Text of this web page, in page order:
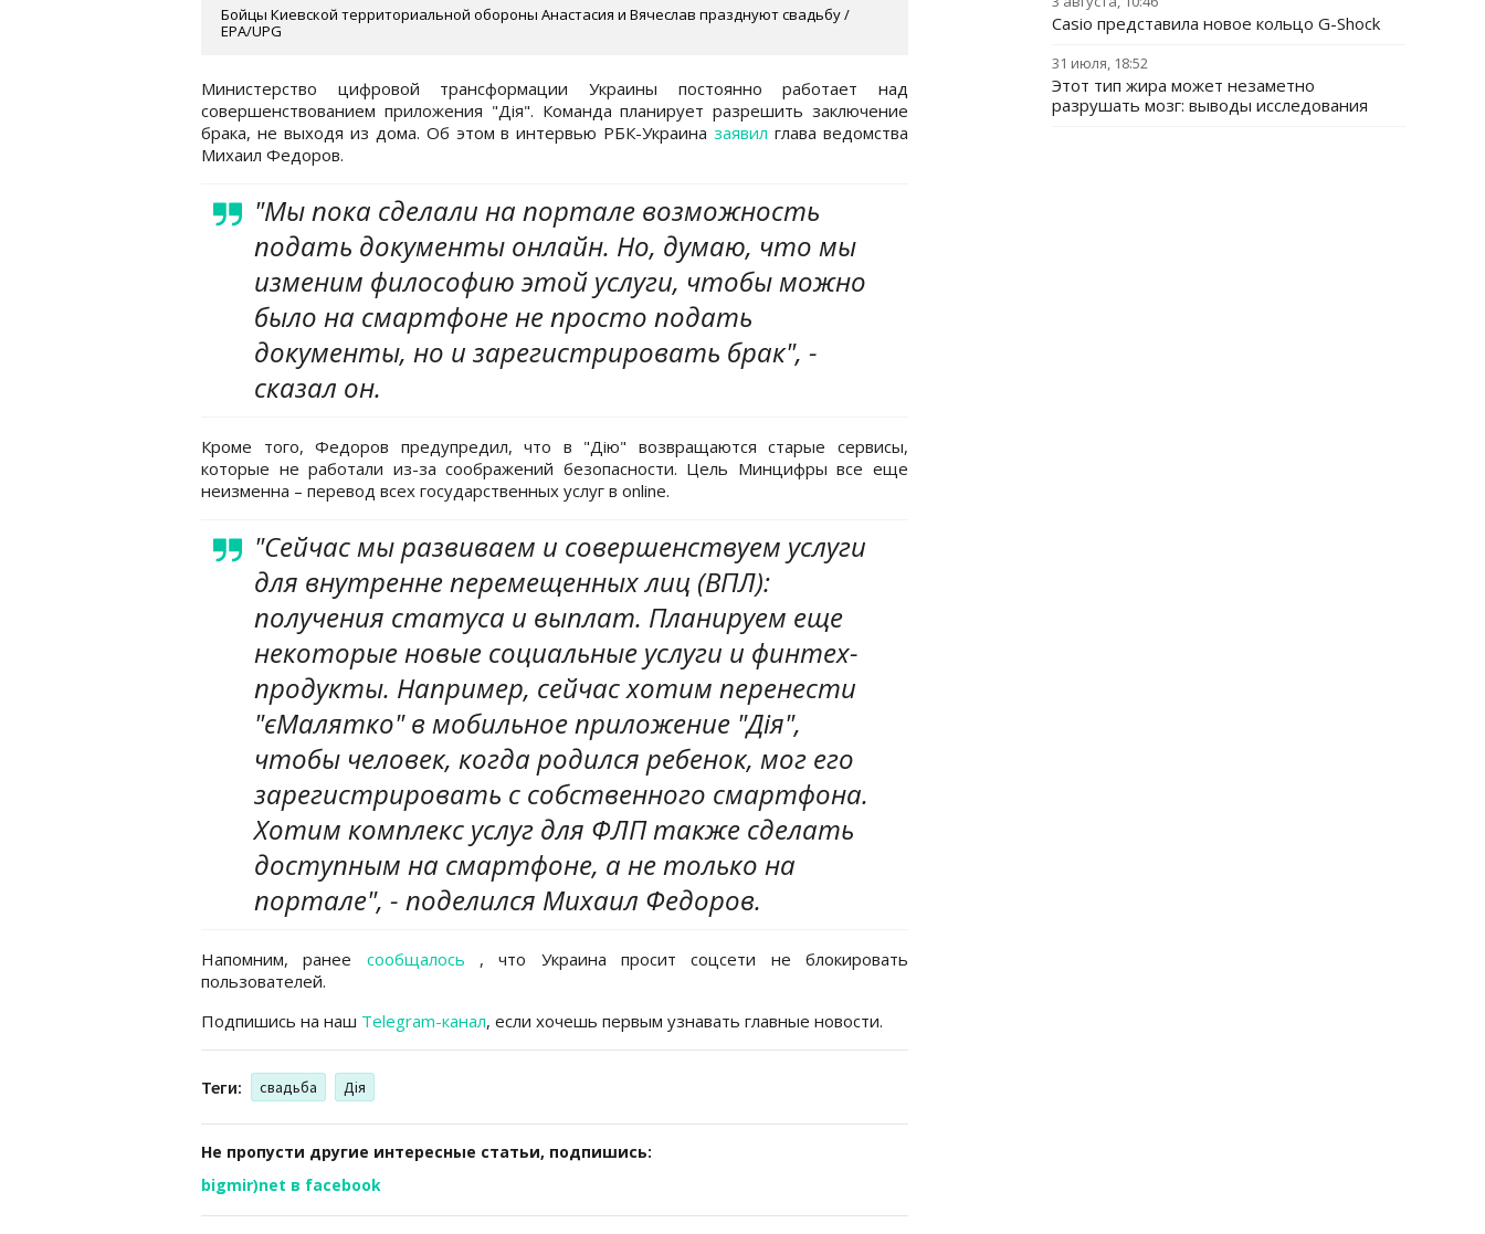
Бойцы Киевской территориальной обороны Анастасия и Вячеслав празднуют свадьбу /
EPA/UPG
Министерство цифровой трансформации Украины постоянно работает над
совершенствованием приложения "Дія". Команда планирует разрешить заключение
брака, не выходя из дома. Об этом в интервью РБК-Украиназаявил глава ведомства
Михаил Федоров.
"Мы пока сделали на портале возможность
подать документы онлайн. Но, думаю, что мы
изменим философию этой услуги, чтобы можно
было на смартфоне не просто подать
документы, но и зарегистрировать брак", -
сказал он.
Кроме того, Федоров предупредил, что в "Дію" возвращаются старые сервисы,
которые не работали из-за соображений безопасности. Цель Минцифры все еще
неизменна – перевод всех государственных услуг в online.
"Сейчас мы развиваем и совершенствуем услуги
для внутренне перемещенных лиц (ВПЛ):
получения статуса и выплат. Планируем еще
некоторые новые социальные услуги и финтех-
продукты. Например, сейчас хотим перенести
"єМалятко" в мобильное приложение "Дія",
чтобы человек, когда родился ребенок, мог его
зарегистрировать с собственного смартфона.
Хотим комплекс услуг для ФЛП также сделать
доступным на смартфоне, а не только на
портале", - поделился Михаил Федоров.
Напомним, ранее сообщалось , что Украина просит соцсети не блокировать
пользователей.
Подпишись на наш Telegram-канал, если хочешь первым узнавать главные новости.
Теги: свадьба Дія
Не пропусти другие интересные статьи, подпишись:
bigmir)net в facebook
Casio представила новое кольцо G-Shock
31 июля, 18:52
Этот тип жира может незаметно
разрушать мозг: выводы исследования